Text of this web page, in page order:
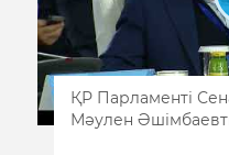
ҚР Парламенті
Мәулен